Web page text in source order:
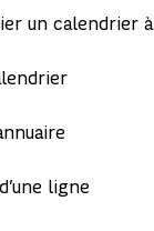
un calendrier
ligne